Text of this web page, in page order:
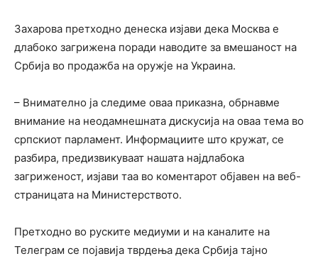
Захарова претходно денеска изјави дека Москва е
длабоко загрижена поради наводите за вмешаност на
Србија во продажба на оружје на Украина.
– Внимателно ја следиме оваа приказна, обрнавме
внимание на неодамнешната дискусија на оваа тема во
српскиот парламент. Информациите што кружат, се
разбира, предизвикуваат нашата најдлабока
загриженост, изјави таа во коментарот објавен на веб-
страницата на Министерството.
Претходно во руските медиуми и на каналите на
Телеграм се појавија тврдења дека Србија тајно